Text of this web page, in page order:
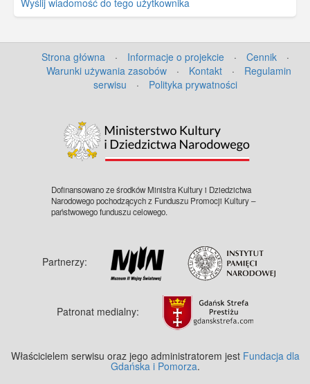
Wyślij wiadomość do tego użytkownika
Strona główna · Informacje o projekcie · Cennik
·
Warunki używania zasobów
· Kontakt ·
Regulamin
serwisu
· Polityka prywatności
Dofinansowano ze środków Ministra Kultury i Dziedzictwa
Narodowego pochodzących z Funduszu Promocji Kultury –
państwowego funduszu celowego.
Partnerzy:
Patronat medialny:
Właścicielem serwisu oraz jego administratorem jest Fundacja dla
Gdańska i Pomorza.